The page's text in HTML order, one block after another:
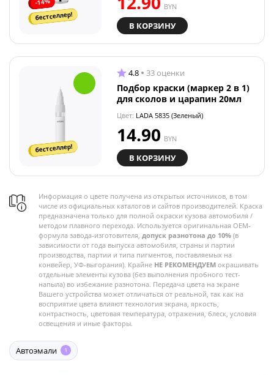
бестселлер!
BYN
В КОРЗИНУ
бестселлер!
4.8 33 оценки
Подбор краски (маркер 2 в 1)
для сколов и царапин 20мл
Цвет: LADA 5835 (Зеленый)
14.90 BYN
В КОРЗИНУ
Информация о цвете получена из открытых источников, в том
числе из официальных каталогов и сайтов производителей. Краска
предназначена только для полной окраски кузова автомобиля /
методом плавного перехода. Используется оригинальная OEM-
формула завода-изготовителя, допуск разнотона до 10% (в
зависимости от года выпуска автомобиля, страны и партии
производства, партии и типа пигментов, поставляемых на
конвейер, УФ-выгорания). Крайне НЕ РЕКОМЕНДУЕМ окрашивать
отдельные элементы кузова (без выполнения пробного тест-
напыла) во избежание разнотона. Передача цвета на экране
Вашего устройства может отличаться от реальной, так как на
восприятие цвета влияют технология экрана, яркость,
контрастность, цветовая температура, отражения, блеск, условия
освещения и иные факторы.
Автоэмали 1